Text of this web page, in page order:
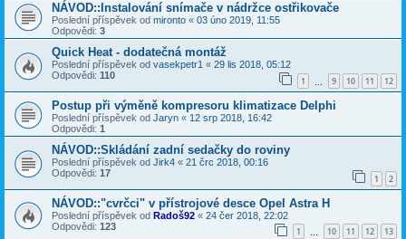
NÁVOD::Instalování snímače v nádržce ostřikovače
Poslední příspěvek od mironto « 03 úno 2019, 11:55
Odpovědi: 3
Quick Heat - dodatečná montáž
Poslední příspěvek od vasekpetr1 « 29 lis 2018, 05:12
Odpovědi: 110 1 9 10 11 12
Postup při výměně kompresoru klimatizace Delphi
Poslední příspěvek od Jaryn « 12 srp 2018, 16:42
Odpovědi: 1
NÁVOD::Skládání zadní sedačky do roviny
Poslední příspěvek od Jirk4 « 21 črc 2018, 00:16
Odpovědi: 17 1 2
NÁVOD::"cvrčci" v přístrojové desce Opel Astra H
Poslední příspěvek od Radoš92 « 24 čer 2018, 22:02
Odpovědi: 123 1 10 11 12 13